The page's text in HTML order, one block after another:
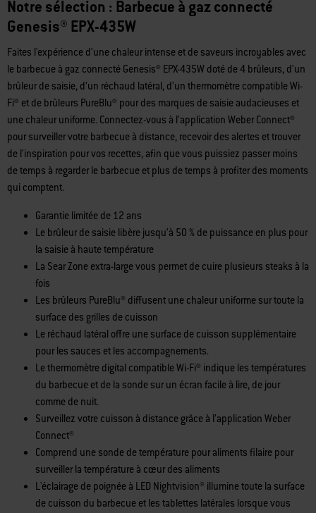
Notre sélection : Barbecue à gaz connecté
Genesis® EPX-435W
Faites l'expérience d’une chaleur intense et de saveurs incroyables avec
le barbecue à gaz connecté Genesis® EPX-435W doté de 4 brûleurs, d’un
brûleur de saisie, d’un réchaud latéral, d’un thermomètre compatible Wi-
Fi® et de brûleurs PureBlu® pour des marques de saisie audacieuses et
une chaleur uniforme. Connectez-vous à l’application Weber Connect®
pour surveiller votre barbecue à distance, recevoir des alertes et trouver
de l’inspiration pour vos recettes, afin que vous puissiez passer moins
de temps à regarder le barbecue et plus de temps à profiter des moments
qui comptent.
Garantie limitée de 12 ans
Le brûleur de saisie libère jusqu’à 50 % de puissance en plus pour
la saisie à haute température
La Sear Zone extra-large vous permet de cuire plusieurs steaks à la
fois
Les brûleurs PureBlu® diffusent une chaleur uniforme sur toute la
surface des grilles de cuisson
Le réchaud latéral offre une surface de cuisson supplémentaire
pour les sauces et les accompagnements.
Le thermomètre digital compatible Wi-Fi® indique les températures
du barbecue et de la sonde sur un écran facile à lire, de jour
comme de nuit.
Surveillez votre cuisson à distance grâce à l’application Weber
Connect®
Comprend une sonde de température pour aliments filaire pour
surveiller la température à cœur des aliments
L'éclairage de poignée à LED Nightvision® illumine toute la surface
de cuisson du barbecue et les tablettes latérales lorsque vous